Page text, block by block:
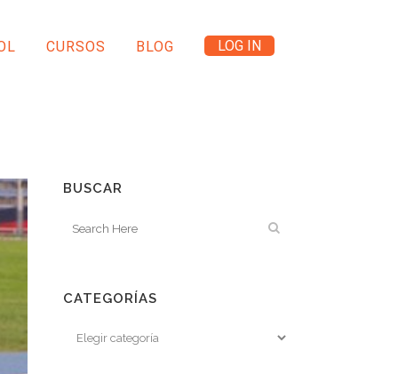
CURSOS BLOG LOG IN
BUSCAR
CATEGORÍAS